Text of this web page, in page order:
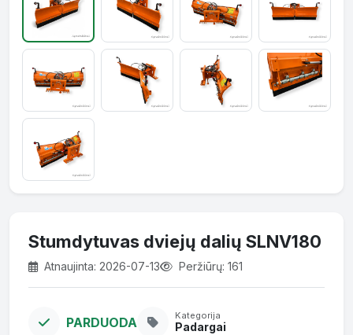
Stumdytuvas dviejų dalių SLNV180
Atnaujinta: 2026-07-13 Peržiūrų: 161
PARDUODA Kategorija
Padargai